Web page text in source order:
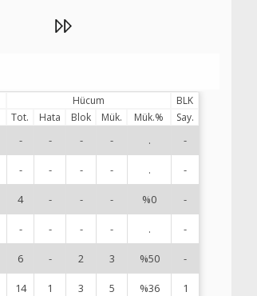
Hücum
BLK
Tot. Hata Blok Mük. Mük.% Say.
- - - - . -
- - - - . -
4 - - - %0 -
- - - - . -
6 - 2 3 %50 -
14 1 3 5 %36 1